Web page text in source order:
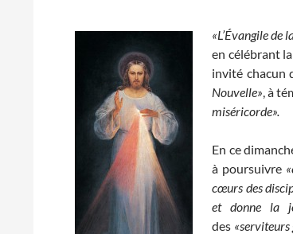
«L’Évangile de
en célébrant
invité chacun
Nouvelle», à
miséricorde».
En ce
à poursuivre
cœurs des
et donne la
des